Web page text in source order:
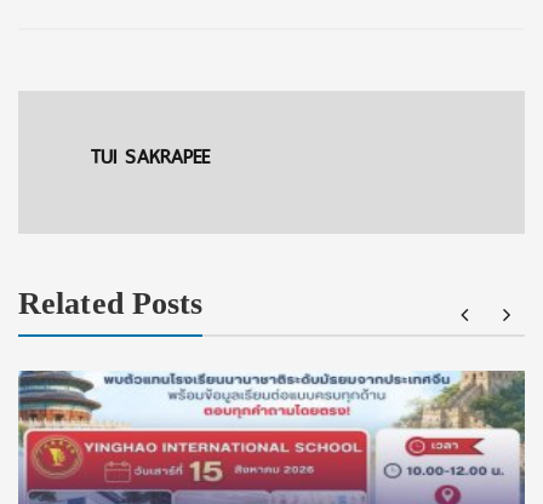
TUI SAKRAPEE
Related Posts